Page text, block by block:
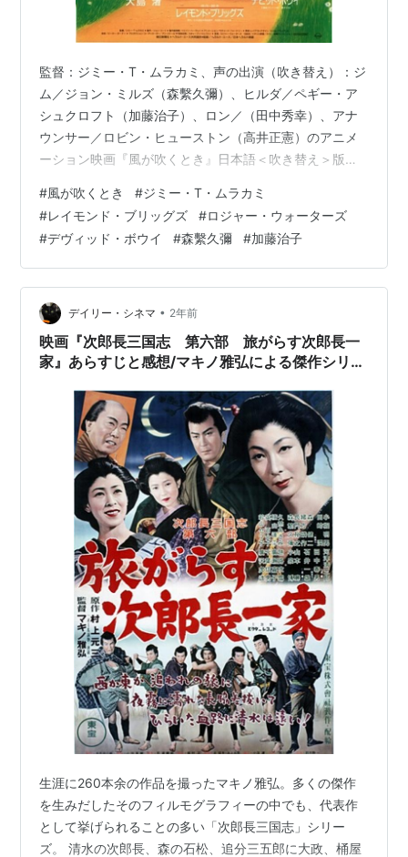
監督：ジミー・T・ムラカミ、声の出演（吹き替え）：ジ
ム／ジョン・ミルズ（森繫久彌）、ヒルダ／ペギー・ア
シュクロフト（加藤治子）、ロン／（田中秀幸）、アナ
ウンサー／ロビン・ヒューストン（高井正憲）のアニメ
ーション映画『風が吹くとき』日本語＜吹き替え＞版。
リッグズの同名漫画。 音楽はロジャー・ウォーターズ。
主題歌はデヴィッド・ボウイ。 日本語版の監修は大島
渚。 www.youtube.com www.youtube.com イギリスの
片田舎で暮らすジムとヒルダの平凡な夫婦。二度の世界
大戦をくぐり抜け、子供を育てあげ今は老境に差し掛か
った二人…
#風が吹くとき #ジミー・T・ムラカミ
#レイモンド・ブリッグズ #ロジャー・ウォーターズ
#デヴィッド・ボウイ #森繫久彌 #加藤治子
デイリー・シネマ • 2年前
映画『次郎長三国志 第六部 旅がらす次郎長一
家』あらすじと感想/マキノ雅弘による傑作シリー
生涯に260本余の作品を撮ったマキノ雅弘。多くの傑作
を生みだしたそのフィルモグラフィーの中でも、代表作
として挙げられることの多い「次郎長三国志」シリー
ズ。 清水の次郎長、森の石松、追分三五郎に大政、桶屋